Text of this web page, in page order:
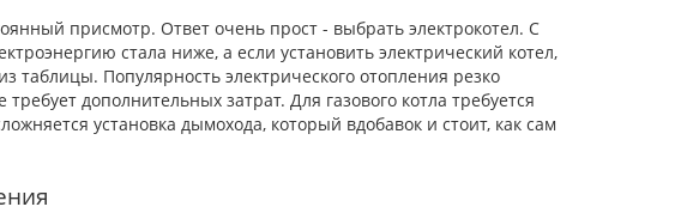
присмотр. Ответ очень прост - выбрать электрокотел. С
стала ниже, а если установить электрический котел,
таблицы. Популярность электрического отопления резко
дополнительных затрат. Для газового котла требуется
установка дымохода, который вдобавок и стоит, как сам